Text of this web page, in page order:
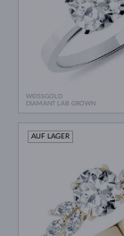
WEISSGOLD
DIAMANT LAB GROWN
AUF LAGER